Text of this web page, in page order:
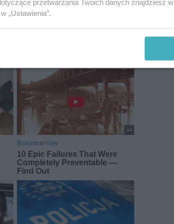
przetwarzania Twoich danych znajdziesz w
„Ustawienia”.